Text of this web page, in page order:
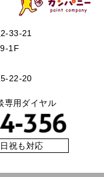
2-33-21
1F
5-22-20
専用ダイヤル
祝も対応